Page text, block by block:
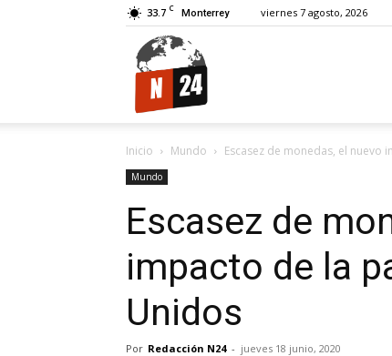
33.7 C Monterrey viernes 7 agosto, 2026
Inicio Mundo Escasez de monedas, el nuevo
Mundo
Escasez de
impacto de la
Unidos
Por Redacción N24 - jueves 18 junio, 2020